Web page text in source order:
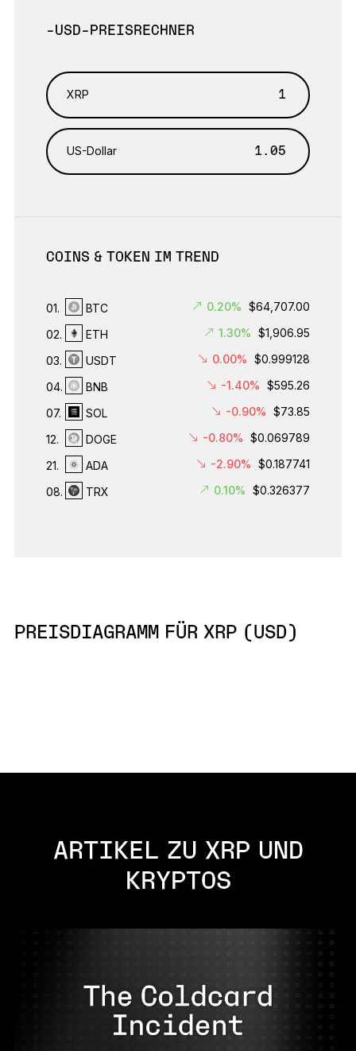
PREISDIAGRAMM FÜR XRP (USD)
-USD-PREISRECHNER
XRP
US-Dollar
COINS & TOKEN IM TREND
01. BTC 0.20% $64,707.00
02. ETH 1.30% $1,906.95
03. USDT 0.00% $0.999128
04. BNB -1.40% $595.26
07. SOL -0.90% $73.85
12. DOGE -0.80% $0.069789
21. ADA -2.90% $0.187741
08. TRX 0.10% $0.326377
ARTIKEL ZU XRP UND
KRYPTOS